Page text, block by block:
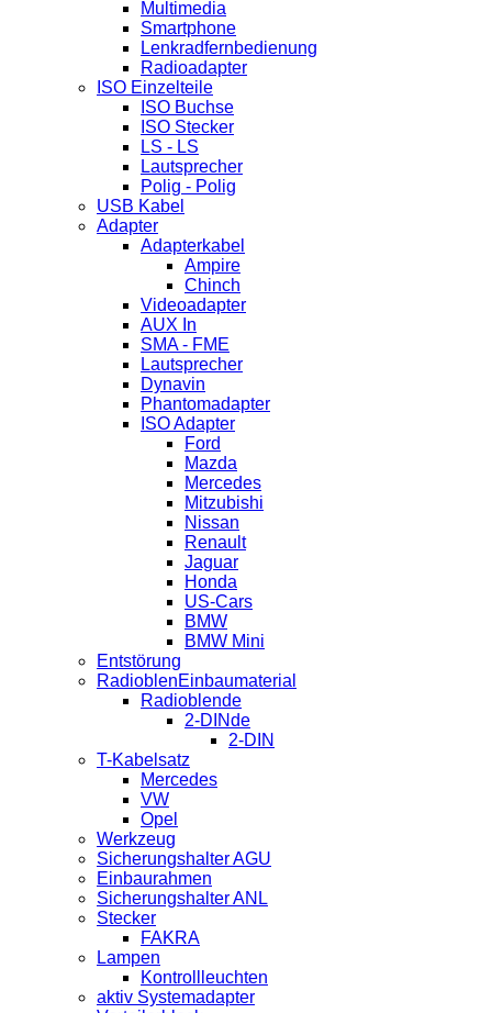
Multimedia
Smartphone
Lenkradfernbedienung
Radioadapter
ISO Einzelteile
ISO Buchse
ISO Stecker
LS - LS
Lautsprecher
Polig - Polig
USB Kabel
Adapter
Adapterkabel
Ampire
Chinch
Videoadapter
AUX In
SMA - FME
Lautsprecher
Dynavin
Phantomadapter
ISO Adapter
Ford
Mazda
Mercedes
Mitzubishi
Nissan
Renault
Jaguar
Honda
US-Cars
BMW
BMW Mini
Entstörung
RadioblenEinbaumaterial
Radioblende
2-DINde
2-DIN
T-Kabelsatz
Mercedes
VW
Opel
Werkzeug
Sicherungshalter AGU
Einbaurahmen
Sicherungshalter ANL
Stecker
FAKRA
Lampen
Kontrollleuchten
aktiv Systemadapter